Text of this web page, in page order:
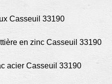
Casseuil 33190
en zinc Casseuil 33190
acier Casseuil 33190